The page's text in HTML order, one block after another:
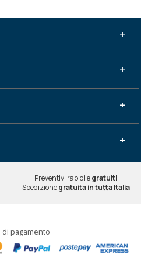
+
+
+
+
Preventivi rapidi egratuiti
Spedizionegratuita in tutta Italia
di pagamento